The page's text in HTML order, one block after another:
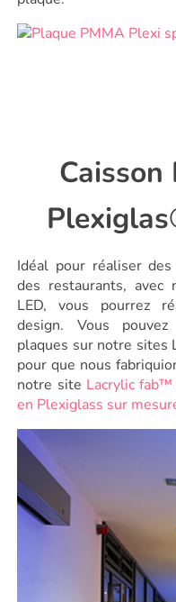
Caisson
Idéal pour réaliser
des restaurants, avec
LED, vous pourrez
design. Vous
plaques sur notre sites
pour que nous
notre site Lacrylic fab™
en Plexiglass sur